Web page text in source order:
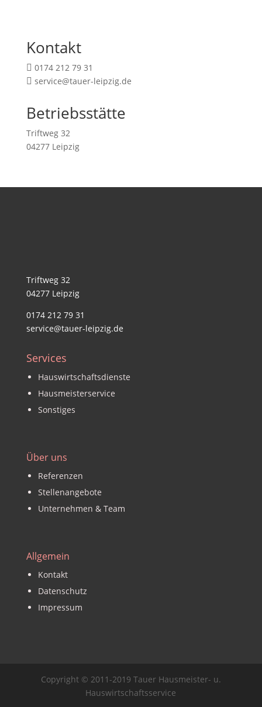
Kontakt
 0174 212 79 31
 service@tauer-leipzig.de
Betriebsstätte
Triftweg 32
04277 Leipzig
Triftweg 32
04277 Leipzig
0174 212 79 31
service@tauer-leipzig.de
Services
Hauswirtschaftsdienste
Hausmeisterservice
Sonstiges
Über uns
Referenzen
Stellenangebote
Unternehmen & Team
Allgemein
Kontakt
Datenschutz
Impressum
Copyright © 2011-2019 Tauer Hausmeister- u.
Hauswirtschaftsservice